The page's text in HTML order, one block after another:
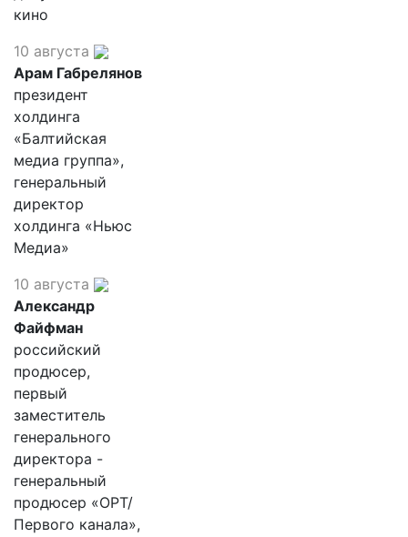
кино
10 августа
Арам Габрелянов
президент
холдинга
«Балтийская
медиа группа»,
генеральный
директор
холдинга «Ньюс
Медиа»
10 августа
Александр
Файфман
российский
продюсер,
первый
заместитель
генерального
директора -
генеральный
продюсер «ОРТ/
Первого канала»,